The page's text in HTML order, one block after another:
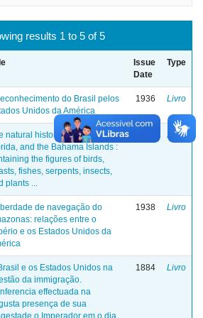
results 1 to 5 of 5
Issue
Date
Type
do Brasil pelos
Unidos da América
1936 Livro
natural history of Carolina,
and the Bahama Islands :
the figures of birds,
fishes, serpents, insects,
plants ...
Livro
de navegação do
relações entre o
e os Estados Unidos da
1938 Livro
e os Estados Unidos na
da immigração.
effectuada na
presença de sua
o Imperador em o dia
1884 Livro